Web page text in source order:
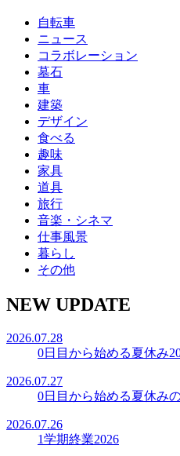
自転車
ニュース
コラボレーション
墓石
車
建築
デザイン
食べる
趣味
家具
道具
旅行
音楽・シネマ
仕事風景
暮らし
その他
NEW UPDATE
2026.07.28
0日目から始める夏休み
2026.07.27
0日目から始める夏休み
2026.07.26
1学期終業2026